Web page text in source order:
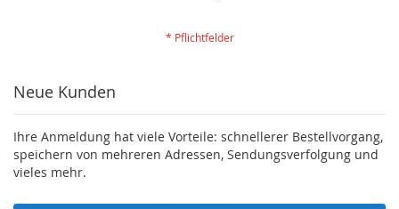
Neue Kunden
Ihre Anmeldung hat viele Vorteile: schnellerer Bestellvorgang,
speichern von mehreren Adressen, Sendungsverfolgung und
vieles mehr.